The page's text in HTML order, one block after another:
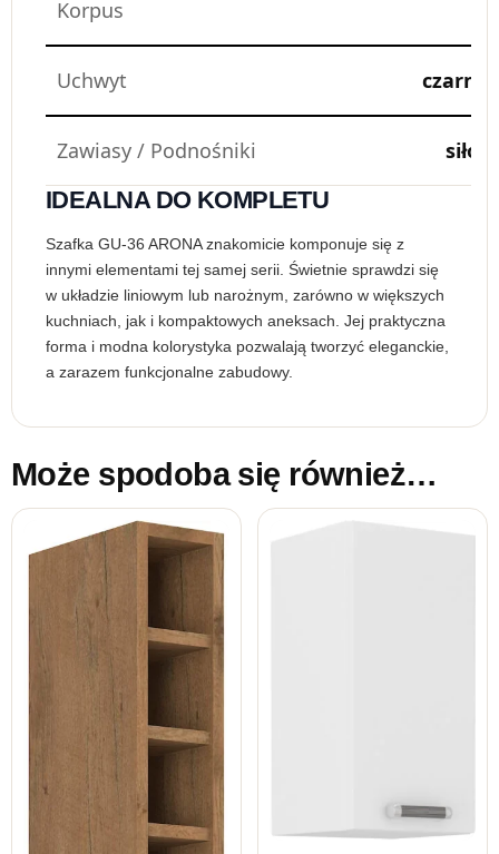
Korpus
Uchwyt
Zawiasy / Podnośniki
IDEALNA DO KOMPLETU
Szafka GU-36 ARONA znakomicie komponuje się z
innymi elementami tej samej serii. Świetnie sprawdzi się
w układzie liniowym lub narożnym, zarówno w większych
kuchniach, jak i kompaktowych aneksach. Jej praktyczna
forma i modna kolorystyka pozwalają tworzyć eleganckie,
a zarazem funkcjonalne zabudowy.
Może spodoba się również…